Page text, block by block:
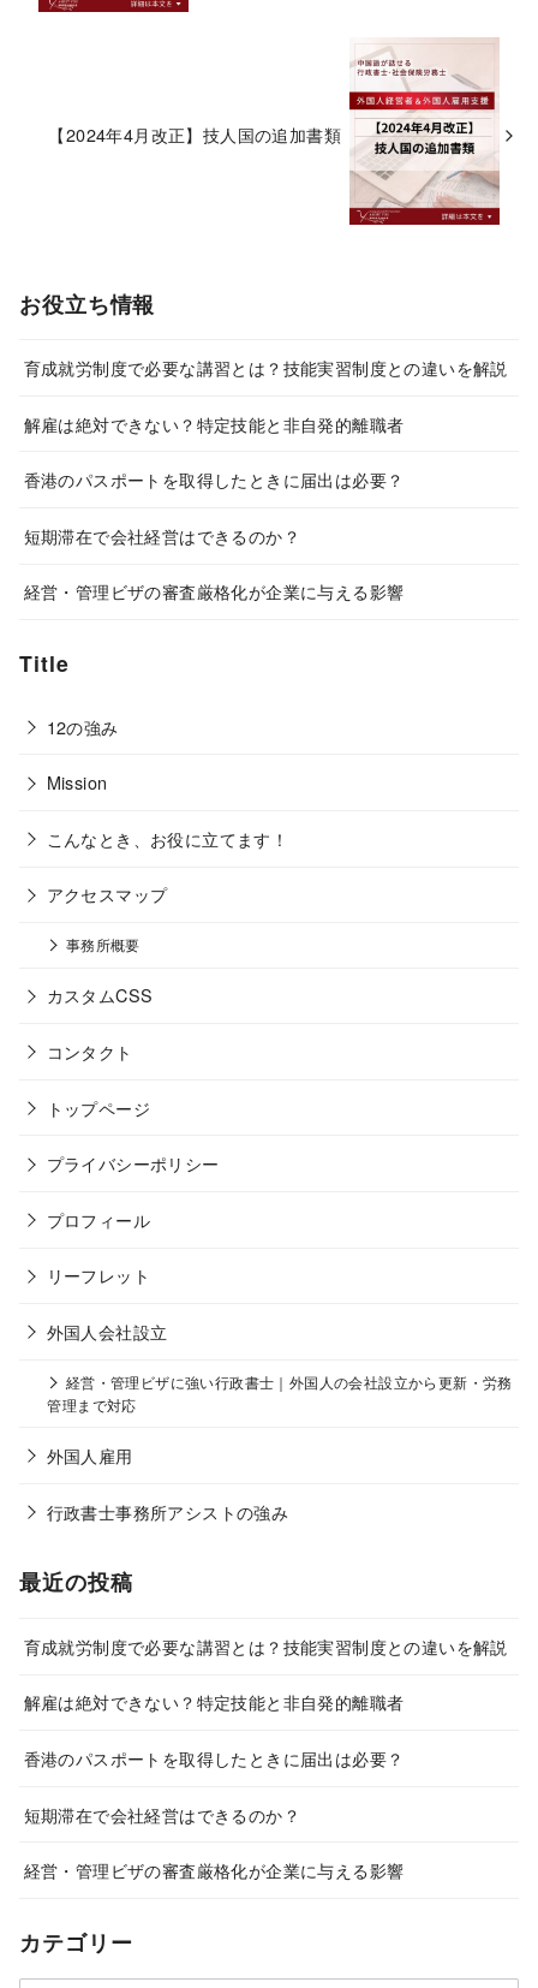
【2024年4月改正】技人国の追加書類
お役立ち情報
育成就労制度で必要な講習とは？技能実習制度との違いを解説
解雇は絶対できない？特定技能と非自発的離職者
香港のパスポートを取得したときに届出は必要？
短期滞在で会社経営はできるのか？
経営・管理ビザの審査厳格化が企業に与える影響
Title
12の強み
Mission
こんなとき、お役に立てます！
アクセスマップ
事務所概要
カスタムCSS
コンタクト
トップページ
プライバシーポリシー
プロフィール
リーフレット
外国人会社設立
経営・管理ビザに強い行政書士｜外国人の会社設立から更新・労務
管理まで対応
外国人雇用
行政書士事務所アシストの強み
最近の投稿
育成就労制度で必要な講習とは？技能実習制度との違いを解説
解雇は絶対できない？特定技能と非自発的離職者
香港のパスポートを取得したときに届出は必要？
短期滞在で会社経営はできるのか？
経営・管理ビザの審査厳格化が企業に与える影響
カテゴリー